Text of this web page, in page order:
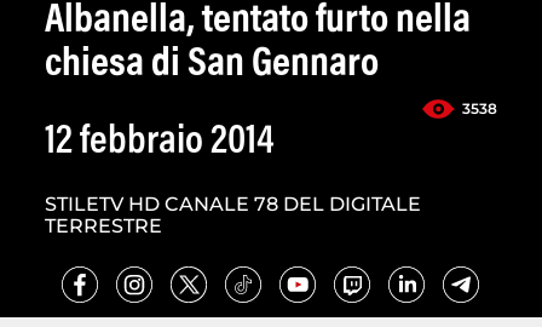
Albanella, tentato furto nella
chiesa di San Gennaro
3538
12 febbraio 2014
STILETV HD CANALE 78 DEL DIGITALE
TERRESTRE